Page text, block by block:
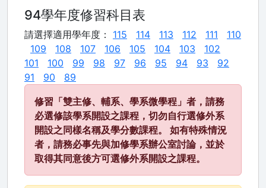
94學年度修習科目表
請選擇適用學年度： 115 114 113 112 111
110
109
108 107 106 105 104 103
102
101
100 99 98 97 96 95 94 93
92
91
90 89
修習「雙主修、輔系、學系微學程」者，請務
必選修該學系開設之課程，切勿自行選修外系
開設之同樣名稱及學分數課程。 如有特殊情況
者，請務必事先與加修學系辦公室討論，並於
取得其同意後方可選修外系開設之課程。